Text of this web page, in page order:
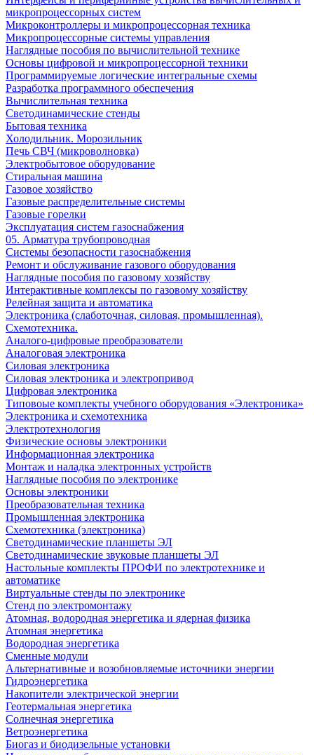
микропроцессорных систем
Микроконтроллеры и микропроцессорная техника
Микропроцессорные системы управления
Наглядные пособия по вычислительной технике
Основы цифровой и микропроцессорной техники
Программируемые логические интегральные схемы
Разработка программного обеспечения
Вычислительная техника
Светодинамические стенды
Бытовая техника
Холодильник. Морозильник
Печь СВЧ (микроволновка)
Электробытовое оборудование
Стиральная машина
Газовое хозяйство
Газовые распределительные системы
Газовые горелки
Эксплуатация систем газоснабжения
05. Арматура трубопроводная
Системы безопасности газоснабжения
Ремонт и обслуживание газового оборудования
Наглядные пособия по газовому хозяйству
Интерактивные комплексы по газовому хозяйству
Релейная защита и автоматика
Электроника (слаботочная, силовая, промышленная).
Схемотехника.
Аналого-цифровые преобразователи
Аналоговая электроника
Cиловая электроника
Cиловая электроника и электропривод
Цифровая электроника
Типовоые комплекты учебного оборудования «Электроника»
Электроника и схемотехника
Электротехнология
Физические основы электроники
Информационная электроника
Монтаж и наладка электронных устройств
Наглядные пособия по электронике
Основы электроники
Преобразовательная техника
Промышленная электроника
Схемотехника (электроника)
Светодинамические планшеты ЭЛ
Светодинамические звуковые планшеты ЭЛ
Настольные комплекты ПРОФИ по электротехнике и
автоматике
Виртуальные стенды по электронике
Стенд по электромонтажу
Атомная, водородная энергетика и ядерная физика
Атомная энергетика
Водородная энергетика
Сменные модули
Альтернативные и возобновляемые источники энергии
Гидроэнергетика
Накопители электрической энергии
Геотермальная энергетика
Солнечная энергетика
Ветроэнергетика
Биогаз и биодизельные установки